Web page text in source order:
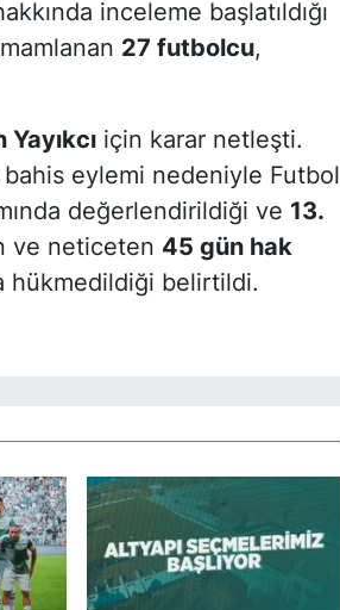
inceleme başlatıldığı
27 futbolcu,
için karar netleşti.
bahis eylemi nedeniyle Futbol
değerlendirildiği ve 13.
ve neticeten 45 gün hak
hükmedildiği belirtildi.